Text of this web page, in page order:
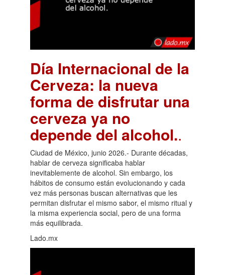
Día Internacional de la
Cerveza: la nueva
forma de disfrutar una
cerveza ya no
depende del alcohol..
Ciudad de México, junio 2026.- Durante décadas,
hablar de cerveza significaba hablar
inevitablemente de alcohol. Sin embargo, los
hábitos de consumo están evolucionando y cada
vez más personas buscan alternativas que les
permitan disfrutar el mismo sabor, el mismo ritual y
la misma experiencia social, pero de una forma
más equilibrada.
Lado.mx